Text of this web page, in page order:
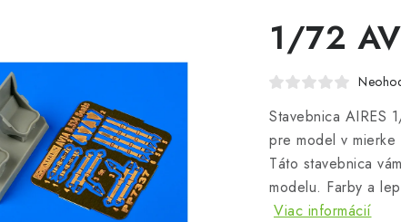
1/72
Stavebnica AIRES
pre model v
Táto stavebnica
modelu. Farby a
Viac informácií